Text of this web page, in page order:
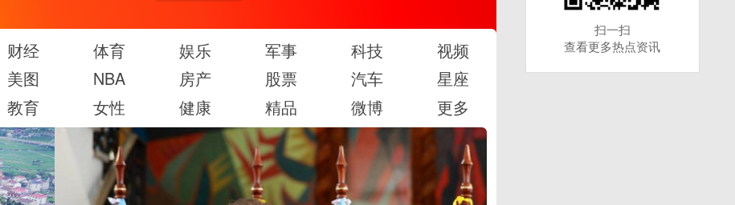
财经 体育 娱乐 军事 科技
视频
美图 NBA 房产 股票 汽车
星座
教育 女性 健康 精品 微博 更多
扫一扫
查看更多热点资讯
扫一扫
查看更多热点资讯